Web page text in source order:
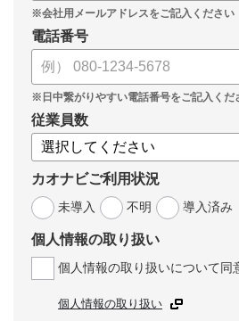
電話番号
従業員数
カオナビご利用状況
未導入
不明 導入済み
個人情報の取り扱い
個人情報の取り扱いについて同
個人情報の取り扱い